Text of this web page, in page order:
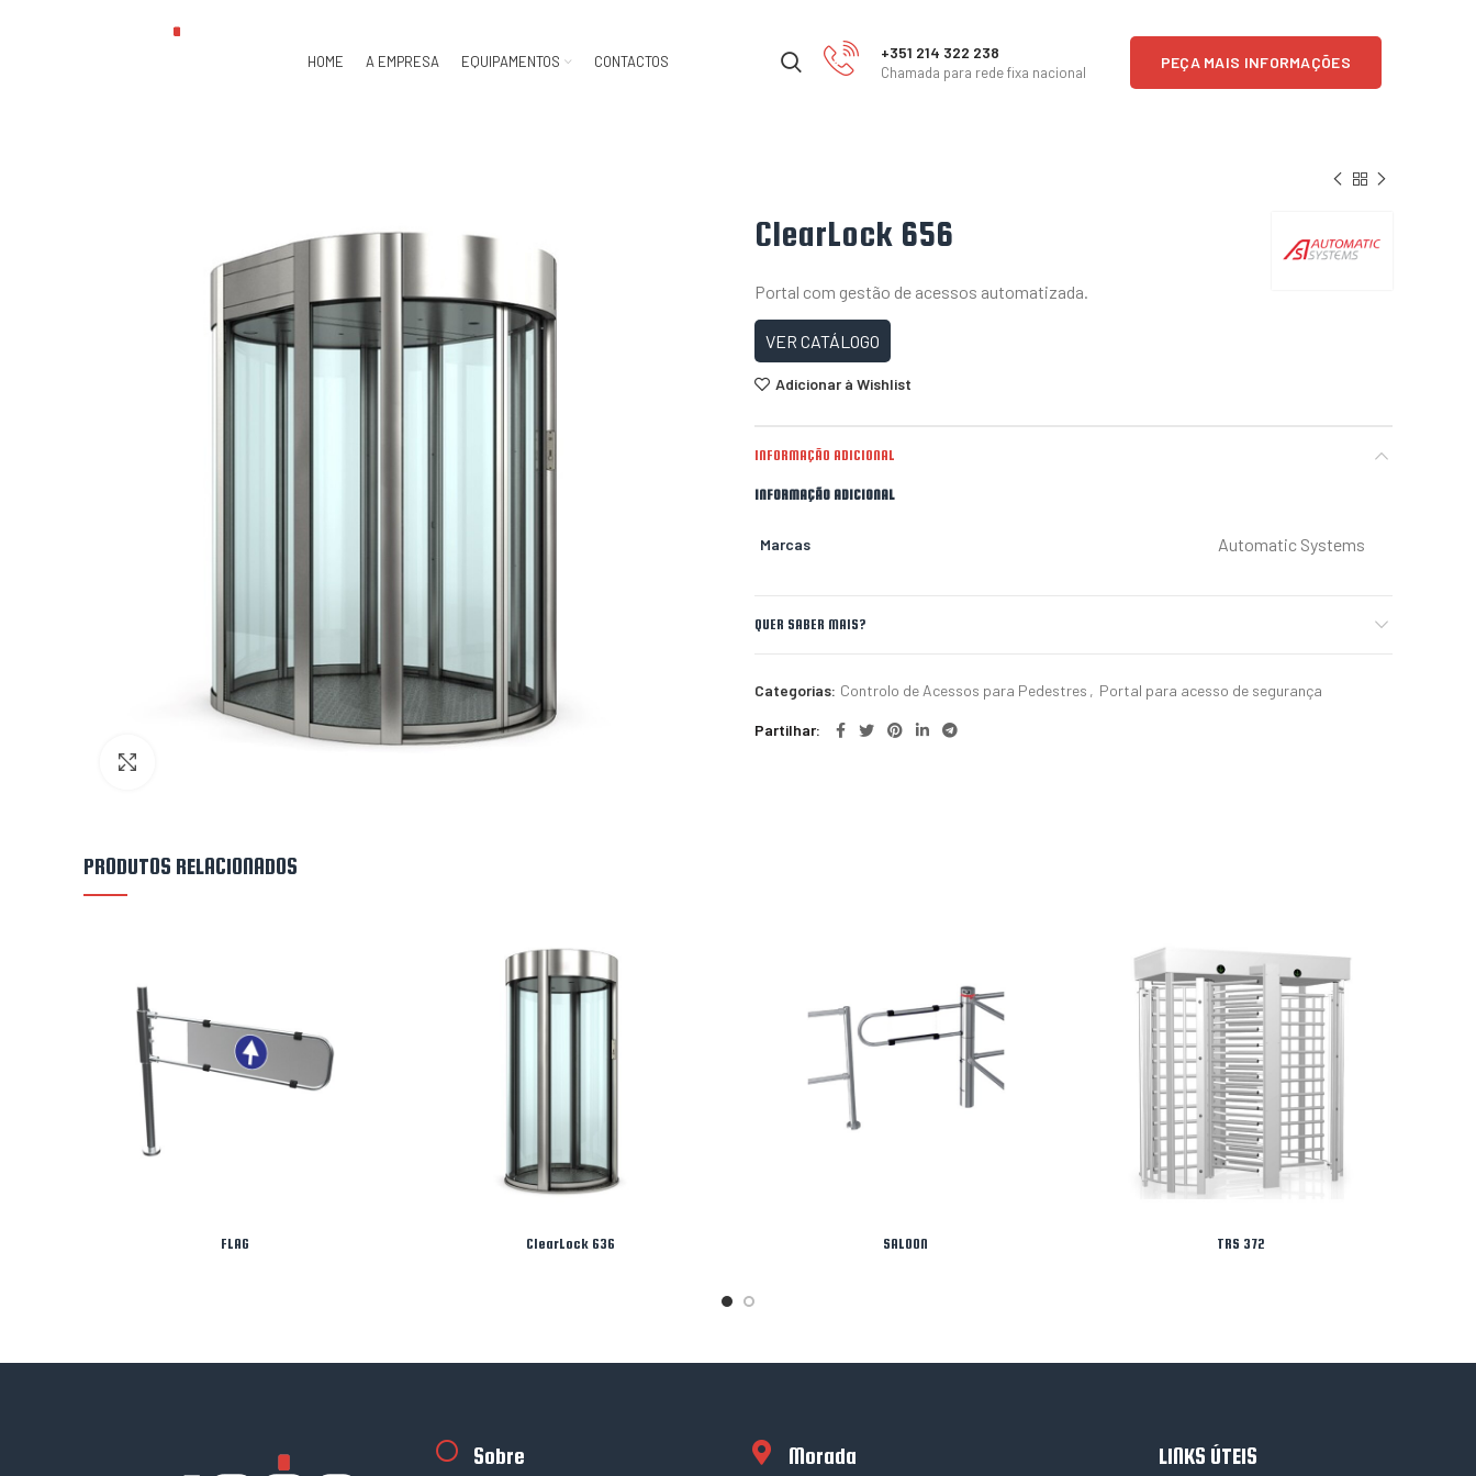
HOME A EMPRESA EQUIPAMENTOS CONTACTOS +351 214 322 238
Chamada para rede fixa nacional
PEÇA MAIS INFORMAÇÕES
ClearLock 656
Portal com gestão de acessos automatizada.
VER CATÁLOGO
Adicionar à Wishlist
INFORMAÇÃO ADICIONAL
INFORMAÇÃO ADICIONAL
Marcas Automatic Systems
QUER SABER MAIS?
Categorias: Controlo de Acessos para Pedestres , Portal para acesso de segurança
Partilhar
PRODUTOS RELACIONADOS
FLAG ClearLock 636 SALOON TRS 372
Sobre Morada LINKS ÚTEIS